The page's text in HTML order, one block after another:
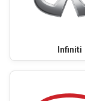
Infiniti